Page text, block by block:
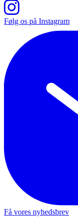
Følg os på Instagram
Få vores nyhedsbrev